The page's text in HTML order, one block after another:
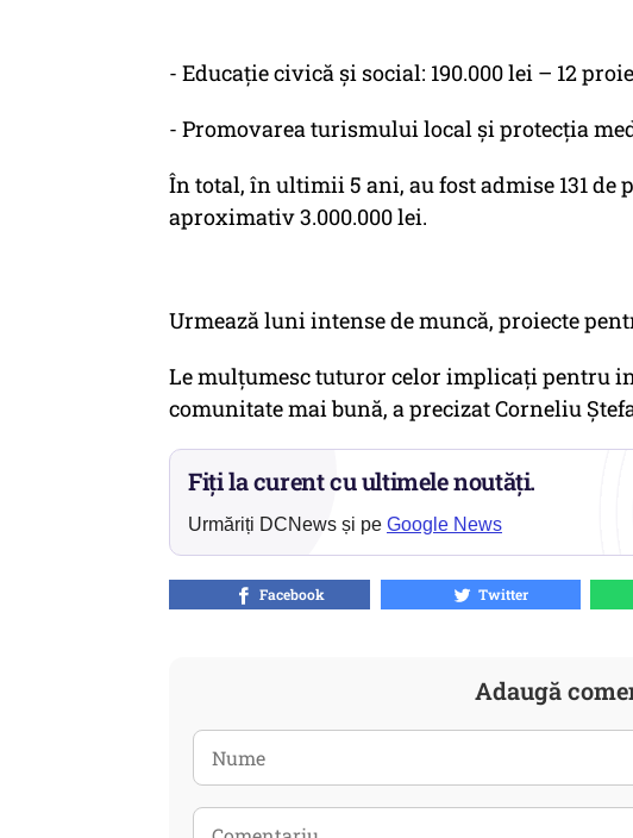
- Educație civică și social: 190.000 lei – 12
- Promovarea turismului local și protecția
În total, în ultimii 5 ani, au fost admise 131 de
aproximativ 3.000.000 lei.
Urmează luni intense de muncă, proiecte
Le mulțumesc tuturor celor implicați pentru
comunitate mai bună, a precizat Corneliu
Fiți la curent cu ultimele noutăți.
Urmăriți DCNews și pe Google News
Facebook Twitter
Adaugă